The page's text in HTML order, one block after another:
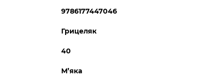
9786177447046
Грицеляк
40
М’яка